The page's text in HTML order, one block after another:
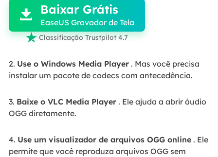
 Baixar Grátis
EaseUS Gravador de Tela
 Classificação Trustpilot 4.7
2. Use o Windows Media Player. Mas você precisa
instalar um pacote de codecs com antecedência.
3. Baixe o VLC Media Player. Ele ajuda a abrir áudio
OGG diretamente.
4. Use um visualizador de arquivos OGG online. Ele
permite que você reproduza arquivos OGG sem